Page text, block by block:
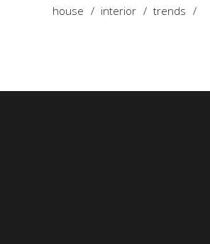
house
interior trends